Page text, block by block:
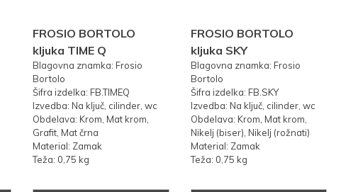
FROSIO BORTOLO
kljuka TIME Q
Blagovna znamka: Frosio
Bortolo
Šifra izdelka: FB.TIMEQ
Izvedba: Na ključ, cilinder, wc
Obdelava: Krom, Mat krom,
Grafit, Mat črna
Material: Zamak
Teža: 0,75 kg
FROSIO BORTOLO
kljuka SKY
Blagovna znamka: Frosio
Bortolo
Šifra izdelka: FB.SKY
Izvedba: Na ključ, cilinder, wc
Obdelava: Krom, Mat krom,
Nikelj (biser), Nikelj (rožnati)
Material: Zamak
Teža: 0,75 kg